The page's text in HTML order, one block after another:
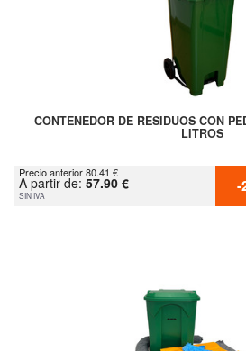
CONTENEDOR DE RESIDUOS CON
LITROS
Precio anterior 80.41 €
A partir de: 57.90 €
SIN IVA -